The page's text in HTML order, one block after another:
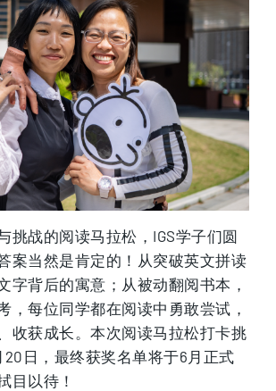
挑战的阅读马拉松，IGS学子们圆
案当然是肯定的！从突破英文拼读
字背后的寓意；从被动翻阅书本，
，每位同学都在阅读中勇敢尝试，
收获成长。本次阅读马拉松打卡挑
日，最终获奖名单将于6月正式
目以待！